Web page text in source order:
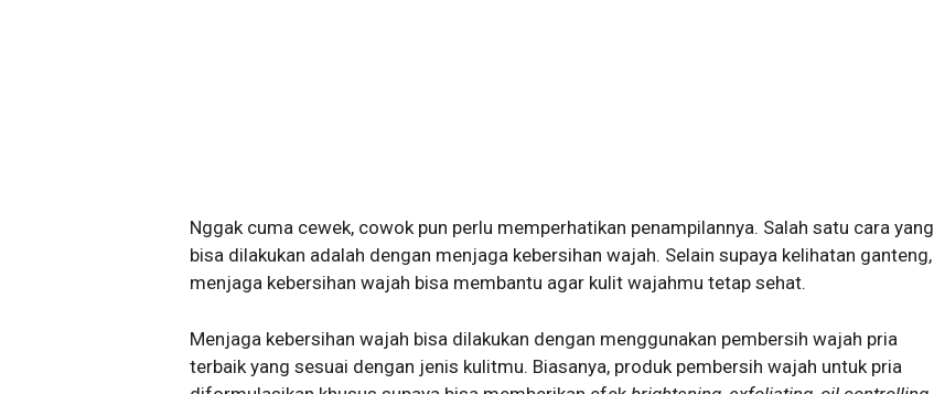
Nggak cuma cewek, cowok pun perlu memperhatikan penampilannya. Salah satu cara yang
bisa dilakukan adalah dengan menjaga kebersihan wajah. Selain supaya kelihatan ganteng,
menjaga kebersihan wajah bisa membantu agar kulit wajahmu tetap sehat.
Menjaga kebersihan wajah bisa dilakukan dengan menggunakan pembersih wajah pria
terbaik yang sesuai dengan jenis kulitmu. Biasanya, produk pembersih wajah untuk pria